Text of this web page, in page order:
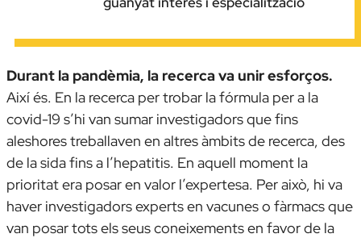
Durant la pandèmia, la recerca va unir esforços.
Així és. En la recerca per trobar la fórmula per a la
covid-19 s’hi van sumar investigadors que fins
aleshores treballaven en altres àmbits de recerca, des
de la sida fins a l’hepatitis. En aquell moment la
prioritat era posar en valor l’expertesa. Per això, hi va
haver investigadors experts en vacunes o fàrmacs que
van posar tots els seus coneixements en favor de la